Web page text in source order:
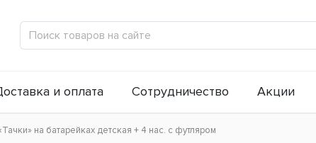
и оплата Сотрудничество Акции
на батарейках детская + 4 нас. с футляром